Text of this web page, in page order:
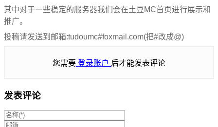
其中对于一些稳定的服务器我们会在土豆MC首页进行展示和
推广。
投稿请发送到邮箱:tudoumc#foxmail.com(把#改成@)
您需要 登录账户 后才能发表评论
发表评论